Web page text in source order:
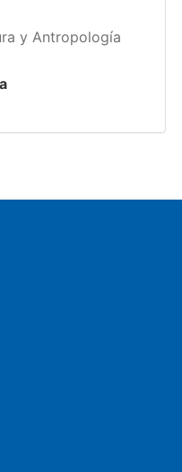
y Antropología